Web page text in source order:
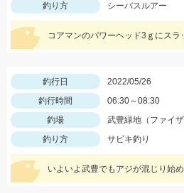
釣り方
シーバスルアー
釣行日
2022/05/26
釣行時間
06:30～08:30
釣場
武豊緑地（ファイザ
釣り方
サビキ釣り
いよいよ武豊でもアジが混じり始